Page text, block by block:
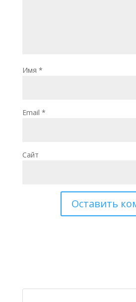
Имя *
Email *
Сайт